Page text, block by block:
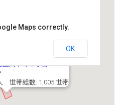
区田中町１丁目
世帯総数: 1,005 世帯
Maps correctly.
OK